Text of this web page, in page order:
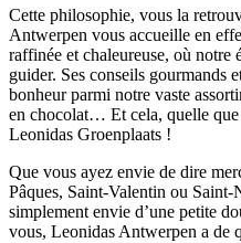
Cette philosophie, vous la
Antwerpen vous accueille en
raffinée et chaleureuse, où notre
guider. Ses conseils gourmands
bonheur parmi notre vaste
en chocolat… Et cela, quelle que
Leonidas Groenplaats !
Que vous ayez envie de dire
Pâques, Saint-Valentin ou
simplement envie d’une petite
vous, Leonidas Antwerpen a de